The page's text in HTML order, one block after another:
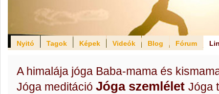
Nyitó Tagok Képek Videók Blog Fórum
A himalája jóga Baba-mama és
Jóga meditáció Jóga szemlélet Jóga